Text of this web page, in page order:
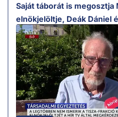
Saját táborát is megosztja
elnökjelöltje, Deák Dániel